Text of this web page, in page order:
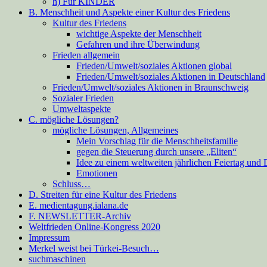
B. Menschheit und Aspekte einer Kultur des Friedens
Kultur des Friedens
wichtige Aspekte der Menschheit
Gefahren und ihre Überwindung
Frieden allgemein
Frieden/Umwelt/soziales Aktionen global
Frieden/Umwelt/soziales Aktionen in Deutschland
Frieden/Umwelt/soziales Aktionen in Braunschweig
Sozialer Frieden
Umweltaspekte
C. mögliche Lösungen?
mögliche Lösungen, Allgemeines
Mein Vorschlag für die Menschheitsfamilie
gegen die Steuerung durch unsere „Eliten“
Idee zu einem weltweiten jährlichen Feiertag und
Emotionen
Schluss…
D. Streiten für eine Kultur des Friedens
E. medientagung.ialana.de
F. NEWSLETTER-Archiv
Weltfrieden Online-Kongress 2020
Impressum
Merkel weist bei Türkei-Besuch…
suchmaschinen